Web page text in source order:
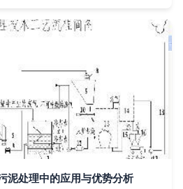
泥处理中的应用与优势分析